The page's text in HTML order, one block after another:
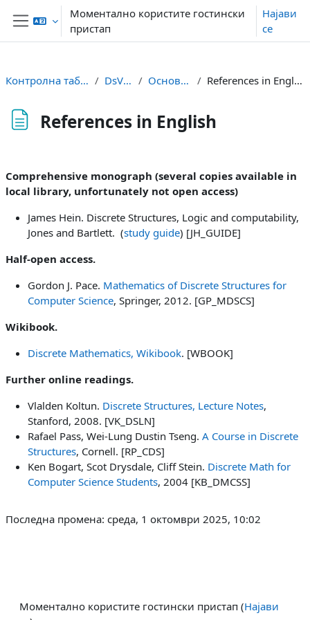
Оди до главна содржина
Страничен панел
Моментално користите гостински
пристап
Најави
се
Контролна табла DsVsp Основно References in English
References in English
Comprehensive monograph (several copies available in
local library, unfortunately not open access)
James Hein. Discrete Structures, Logic and computability,
Jones and Bartlett. (study guide) [JH_GUIDE]
Half-open access.
Gordon J. Pace. Mathematics of Discrete Structures for
Computer Science, Springer, 2012. [GP_MDSCS]
Wikibook.
Discrete Mathematics, Wikibook. [WBOOK]
Further online readings.
Vlalden Koltun. Discrete Structures, Lecture Notes,
Stanford, 2008. [VK_DSLN]
Rafael Pass, Wei-Lung Dustin Tseng. A Course in Discrete
Structures, Cornell. [RP_CDS]
Ken Bogart, Scot Drysdale, Cliff Stein. Discrete Math for
Computer Science Students, 2004 [KB_DMCSS]
Последна промена: среда, 1 октомври 2025, 10:02
Моментално користите гостински пристап (Најави